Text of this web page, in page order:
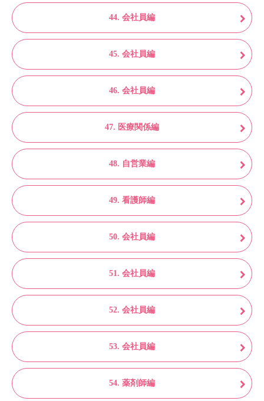
44. 会社員編
45. 会社員編
46. 会社員編
47. 医療関係編
48. 自営業編
49. 看護師編
50. 会社員編
51. 会社員編
52. 会社員編
53. 会社員編
54. 薬剤師編